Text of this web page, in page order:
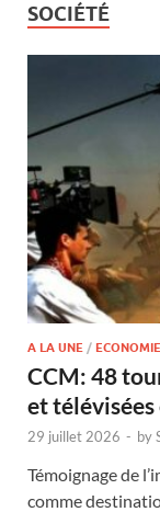
SOCIÉTÉ
A LA UNE / ECONOMIE
CCM: 48
et
29 juillet 2026 - by
Témoignage de
comme